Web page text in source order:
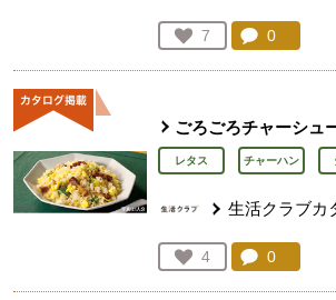
お気に入り登録：
7
人が登録
コメント：
0
ごろごろチャーシュ
レタス チャーハン
生活クラブカ
お気に入り登録：
4
人が登録
コメント：
0